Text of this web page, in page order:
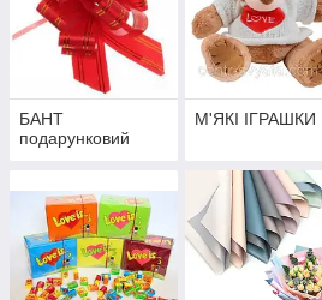
БАНТ
подарунковий
М'ЯКІ ІГРАШКИ